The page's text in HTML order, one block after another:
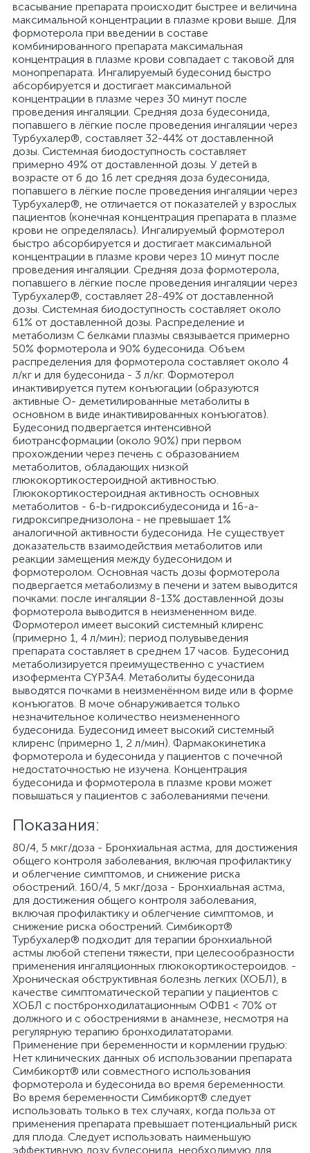
Показания:
80/4, 5 мкг/доза - Бронхиальная астма, для достижения
общего контроля заболевания, включая профилактику
и облегчение симптомов, и снижение риска
обострений. 160/4, 5 мкг/доза - Бронхиальная астма,
для достижения общего контроля заболевания,
включая профилактику и облегчение симптомов, и
снижение риска обострений. Симбикорт®
Турбухалер® подходит для терапии бронхиальной
астмы любой степени тяжести, при целесообразности
применения ингаляционных глюкокортикостероидов. -
Хроническая обструктивная болезнь легких (ХОБЛ), в
качестве симптоматической терапии у пациентов с
ХОБЛ с постбронходилатационным ОФВ1 < 70% от
должного и с обострениями в анамнезе, несмотря на
регулярную терапию бронходилататорами.
Применение при беременности и кормлении грудью:
Нет клинических данных об использовании препарата
Симбикорт® или совместного использования
формотерола и будесонида во время беременности.
Во время беременности Симбикорт® следует
использовать только в тех случаях, когда польза от
применения препарата превышает потенциальный риск
для плода. Следует использовать наименьшую
эффективную дозу будесонида, необходимую для